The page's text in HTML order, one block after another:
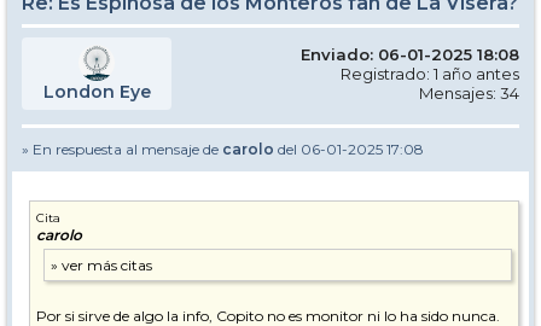
London Eye
Enviado: 06-01-2025 18:08
Registrado: 1 año antes
Mensajes: 34
» En respuesta al mensaje de carolo del 06-01-2025 17:08
Cita
carolo
Por si sirve de algo la info, Copito no es monitor ni lo ha sido nunca.